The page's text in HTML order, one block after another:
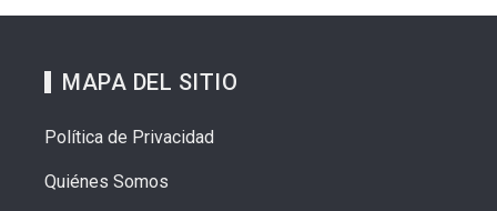
MAPA DEL SITIO
Política de Privacidad
Quiénes Somos